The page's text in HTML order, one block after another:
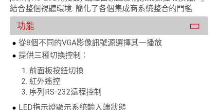
結合整個視聽環境. 簡化了各個集成商系統整合的門檻.
功能
從8個不同的VGA影像訊號源選擇其一播放
提供三種切換控制：
前面板按鈕切換
紅外遙控
序列RS-232遠程控制
LED指示燈顯示系統輸入端狀態